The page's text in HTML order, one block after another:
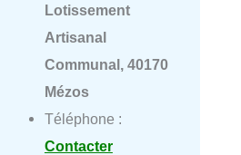
Lotissement
Artisanal
Communal, 40170
Mézos
Téléphone :
Contacter